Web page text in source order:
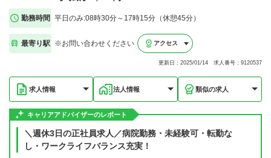
勤務時間 平日のみ:08時30分～17時15分（休憩45分）
最寄り駅 ※お問い合わせください アクセス
更新日：2025/01/14 求人番号：9120537
求人情報 法人情報 類似の求人
キャリアアドバイザーのレポート
＼週休3日の正社員求人／病院勤務・未経験可・転勤な
し・ワークライフバランス充実！